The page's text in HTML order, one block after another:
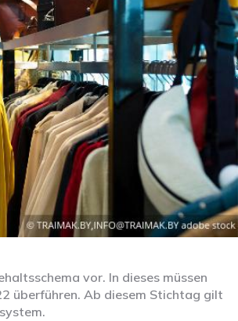
vor. In dieses müssen
überführen. Ab diesem Stichtag gilt